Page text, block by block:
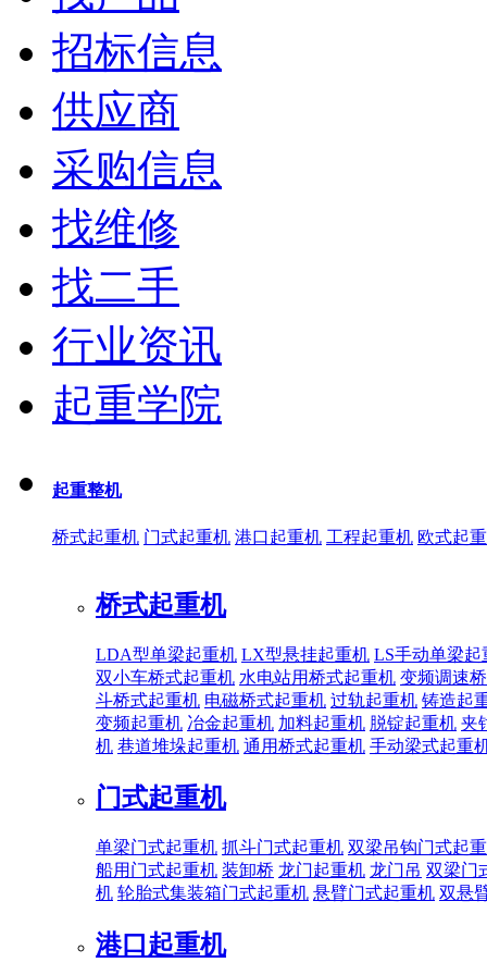
招标信息
供应商
采购信息
找维修
找二手
行业资讯
起重学院
起重整机
桥式起重机 门式起重机 港口起重机 工程起重机 欧式起
桥式起重机
LDA型单梁起重机 LX型悬挂起重机 LS手动单梁起
双小车桥式起重机 水电站用桥式起重机 变频调速
斗桥式起重机 电磁桥式起重机 过轨起重机 铸造起
变频起重机 冶金起重机 加料起重机 脱锭起重机 夹
机 巷道堆垛起重机 通用桥式起重机 手动梁式起重
门式起重机
单梁门式起重机 抓斗门式起重机 双梁吊钩门式起
船用门式起重机 装卸桥 龙门起重机 龙门吊 双梁门
机 轮胎式集装箱门式起重机 悬臂门式起重机 双悬
港口起重机